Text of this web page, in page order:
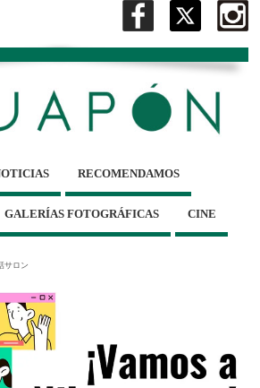
RECOMENDAMOS
GALERÍAS FOTOGRÁFICAS CINE
サロン